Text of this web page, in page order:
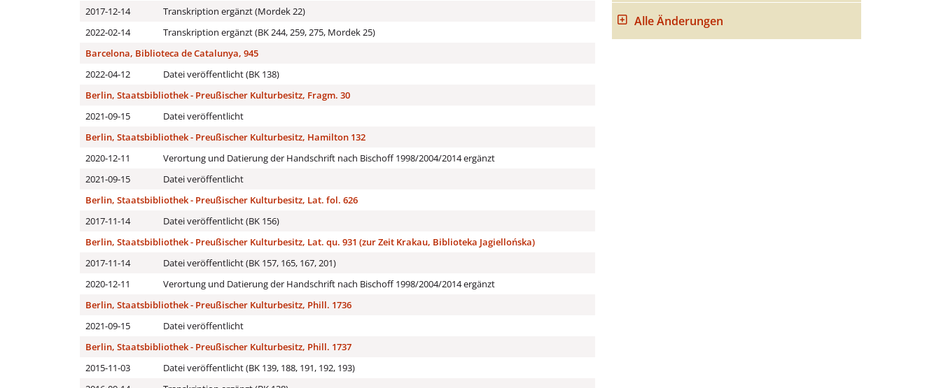
Alle Änderungen
2017-12-14
Transkription ergänzt (Mordek 22)
2022-02-14
Transkription ergänzt (BK 244, 259, 275, Mordek 25)
Barcelona, Biblioteca de Catalunya, 945
2022-04-12
Datei veröffentlicht (BK 138)
Berlin, Staatsbibliothek - Preußischer Kulturbesitz, Fragm. 30
2021-09-15
Datei veröffentlicht
Berlin, Staatsbibliothek - Preußischer Kulturbesitz, Hamilton 132
2020-12-11
Verortung und Datierung der Handschrift nach Bischoff 1998/2004/2014 ergänzt
2021-09-15
Datei veröffentlicht
Berlin, Staatsbibliothek - Preußischer Kulturbesitz, Lat. fol. 626
2017-11-14
Datei veröffentlicht (BK 156)
Berlin, Staatsbibliothek - Preußischer Kulturbesitz, Lat. qu. 931 (zur Zeit Krakau, Biblioteka Jagiellońska)
2017-11-14
Datei veröffentlicht (BK 157, 165, 167, 201)
2020-12-11
Verortung und Datierung der Handschrift nach Bischoff 1998/2004/2014 ergänzt
Berlin, Staatsbibliothek - Preußischer Kulturbesitz, Phill. 1736
2021-09-15
Datei veröffentlicht
Berlin, Staatsbibliothek - Preußischer Kulturbesitz, Phill. 1737
2015-11-03
Datei veröffentlicht (BK 139, 188, 191, 192, 193)